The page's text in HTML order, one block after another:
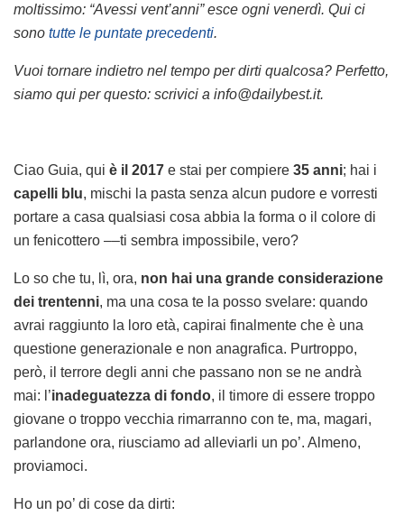
moltissimo: “Avessi vent’anni” esce ogni venerdì. Qui ci
sono tutte le puntate precedenti.
Vuoi tornare indietro nel tempo per dirti qualcosa? Perfetto,
siamo qui per questo: scrivici a info@dailybest.it.
Ciao Guia, qui è il 2017 e stai per compiere 35 anni; hai i
capelli blu, mischi la pasta senza alcun pudore e vorresti
portare a casa qualsiasi cosa abbia la forma o il colore di
un fenicottero ––ti sembra impossibile, vero?
Lo so che tu, lì, ora, non hai una grande considerazione
dei trentenni, ma una cosa te la posso svelare: quando
avrai raggiunto la loro età, capirai finalmente che è una
questione generazionale e non anagrafica. Purtroppo,
però, il terrore degli anni che passano non se ne andrà
mai: l’inadeguatezza di fondo, il timore di essere troppo
giovane o troppo vecchia rimarranno con te, ma, magari,
parlandone ora, riusciamo ad alleviarli un po’. Almeno,
proviamoci.
Ho un po’ di cose da dirti: